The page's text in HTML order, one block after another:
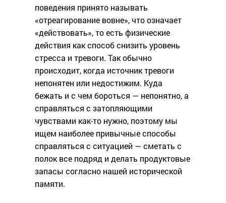
поведения принято называть
«отреагирование вовне», что означает
«действовать», то есть физические
действия как способ снизить уровень
стресса и тревоги. Так обычно
происходит, когда источник тревоги
непонятен или недостижим. Куда
бежать и с чем бороться — непонятно, а
справляться с затопляющими
чувствами как-то нужно, поэтому мы
ищем наиболее привычные способы
справляться с ситуацией — сметать с
полок все подряд и делать продуктовые
запасы согласно нашей исторической
памяти.